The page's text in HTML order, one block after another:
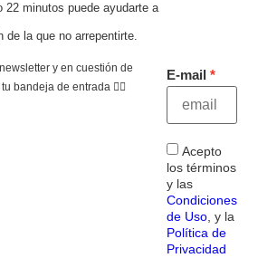
22 minutos puede ayudarte a
de la que no arrepentirte.
y en cuestión de
bandeja de entrada 👇🏻
E-mail
Acepto
los términos
y las
Condiciones
de Uso, y la
Política de
Privacidad